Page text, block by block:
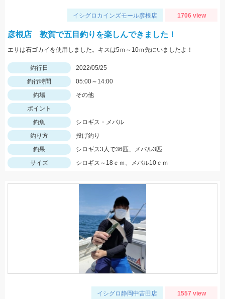
イシグロカインズモール彦根店 1706 view
彦根店 敦賀で五目釣りを楽しんできました！
エサは石ゴカイを使用しました。キスは5ｍ～10ｍ先にいましたよ！
釣行日
2022/05/25
釣行時間
05:00～14:00
釣場
その他
ポイント
釣魚
シロギス・メバル
釣り方
投げ釣り
釣果
シロギス3人で36匹、メバル3匹
サイズ
シロギス～18ｃｍ、メバル10ｃｍ
イシグロ静岡中吉田店 1557 view